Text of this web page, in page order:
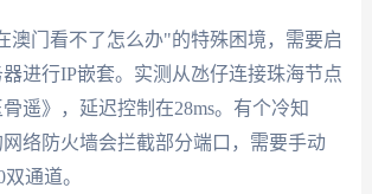
澳门看不了怎么办"的特殊困境，需要启
进行IP嵌套。实测从氹仔连接珠海节点
遥》，延迟控制在28ms。有个冷知
络防火墙会拦截部分端口，需要手动
通道。